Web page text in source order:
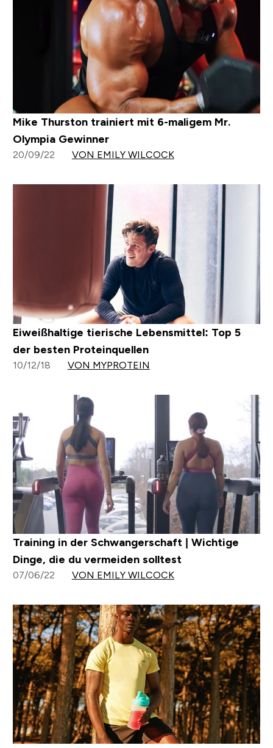
Mike Thurston trainiert mit 6-maligem Mr.
Olympia Gewinner
20/09/22 VON EMILY WILCOCK
Eiweißhaltige tierische Lebensmittel: Top 5
der besten Proteinquellen
10/12/18 VON MYPROTEIN
Training in der Schwangerschaft | Wichtige
Dinge, die du vermeiden solltest
07/06/22 VON EMILY WILCOCK